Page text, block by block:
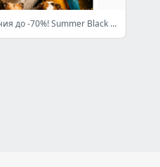
⏳ Ден 2! Намаления до -70%! Summer Black Friday в Petmall.bg >